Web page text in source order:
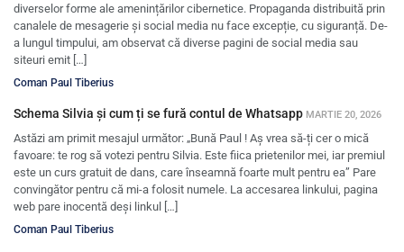
diverselor forme ale amenințărilor cibernetice. Propaganda distribuită prin
canalele de mesagerie și social media nu face excepție, cu siguranță. De-
a lungul timpului, am observat că diverse pagini de social media sau
siteuri emit […]
Coman Paul Tiberius
Schema Silvia și cum ți se fură contul de Whatsapp MARTIE 20, 2026
Astăzi am primit mesajul următor: „Bună Paul ! Aș vrea să-ți cer o mică
favoare: te rog să votezi pentru Silvia. Este fiica prietenilor mei, iar premiul
este un curs gratuit de dans, care înseamnă foarte mult pentru ea” Pare
convingător pentru că mi-a folosit numele. La accesarea linkului, pagina
web pare inocentă deși linkul […]
Coman Paul Tiberius